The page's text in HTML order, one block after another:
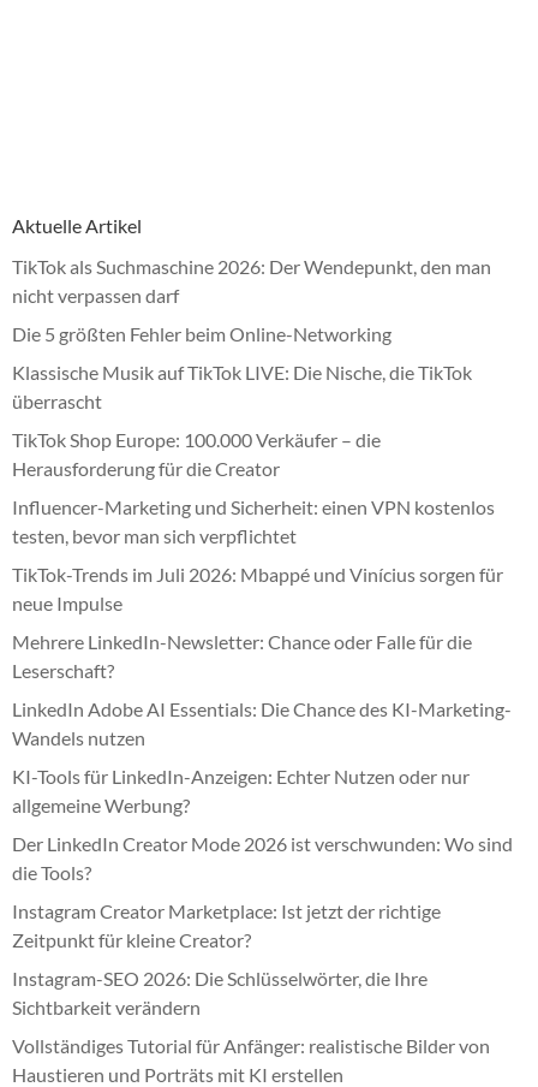
Aktuelle Artikel
TikTok als Suchmaschine 2026: Der Wendepunkt, den man
nicht verpassen darf
Die 5 größten Fehler beim Online-Networking
Klassische Musik auf TikTok LIVE: Die Nische, die TikTok
überrascht
TikTok Shop Europe: 100.000 Verkäufer – die
Herausforderung für die Creator
Influencer-Marketing und Sicherheit: einen VPN kostenlos
testen, bevor man sich verpflichtet
TikTok-Trends im Juli 2026: Mbappé und Vinícius sorgen für
neue Impulse
Mehrere LinkedIn-Newsletter: Chance oder Falle für die
Leserschaft?
LinkedIn Adobe AI Essentials: Die Chance des KI-Marketing-
Wandels nutzen
KI-Tools für LinkedIn-Anzeigen: Echter Nutzen oder nur
allgemeine Werbung?
Der LinkedIn Creator Mode 2026 ist verschwunden: Wo sind
die Tools?
Instagram Creator Marketplace: Ist jetzt der richtige
Zeitpunkt für kleine Creator?
Instagram-SEO 2026: Die Schlüsselwörter, die Ihre
Sichtbarkeit verändern
Vollständiges Tutorial für Anfänger: realistische Bilder von
Haustieren und Porträts mit KI erstellen